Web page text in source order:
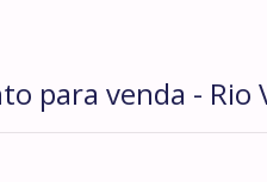
para venda - Rio